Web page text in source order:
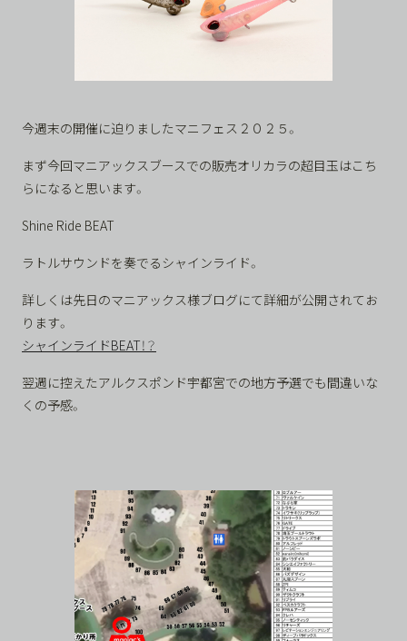
今週末の開催に迫りましたマニフェス２０２５。
まず今回マニアックスブースでの販売オリカラの超目玉はこち
らになると思います。
Shine Ride BEAT
ラトルサウンドを奏でるシャインライド。
詳しくは先日のマニアックス様ブログにて詳細が公開されてお
ります。
シャインライドBEAT！？
翌週に控えたアルクスポンド宇都宮での地方予選でも間違いな
くの予感。